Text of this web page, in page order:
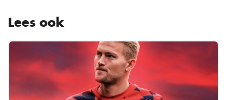
Lees ook